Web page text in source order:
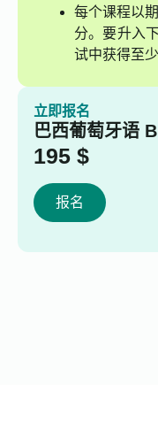
每个课程以
分。要升入
试中获得至
立即报名
巴西葡萄牙语
195 $
报名